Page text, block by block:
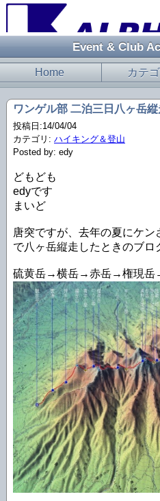
Event & Club
Home カテ
ワンゲル部 二泊三日八ヶ岳
投稿日:14/04/04
カテゴリ: ハイキング＆登山
Posted by: edy
どもども
edyです
まいど
唐突ですが、去年の夏にケ
で八ヶ岳縦走したときのブロ
硫黄岳→横岳→赤岳→権現岳